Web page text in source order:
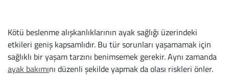
Kötü beslenme alışkanlıklarının ayak sağlığı üzerindeki
etkileri geniş kapsamlıdır. Bu tür sorunları yaşamamak için
sağlıklı bir yaşam tarzını benimsemek gerekir. Aynı zamanda
ayak bakımını düzenli şekilde yapmak da olası riskleri önler.